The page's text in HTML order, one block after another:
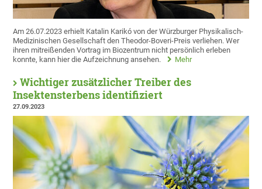
Am 26.07.2023 erhielt Katalin Karikó von der Würzburger Physikalisch-
Medizinischen Gesellschaft den Theodor-Boveri-Preis verliehen. Wer
ihren mitreißenden Vortrag im Biozentrum nicht persönlich erleben
konnte, kann hier die Aufzeichnung ansehen.
Mehr
Wichtiger zusätzlicher Treiber des
Insektensterbens identifiziert
27.09.2023